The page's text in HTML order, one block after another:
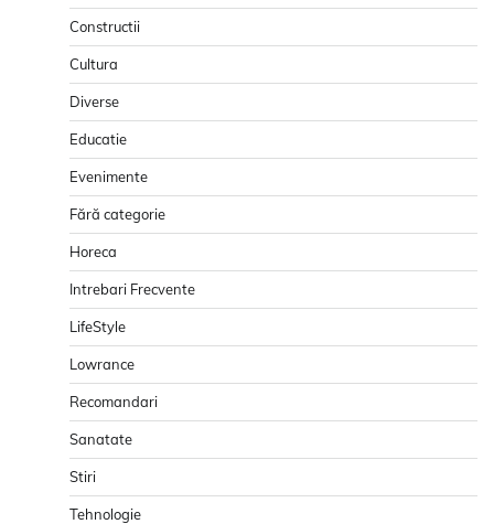
Constructii
Cultura
Diverse
Educatie
Evenimente
Fără categorie
Horeca
Intrebari Frecvente
LifeStyle
Lowrance
Recomandari
Sanatate
Stiri
Tehnologie